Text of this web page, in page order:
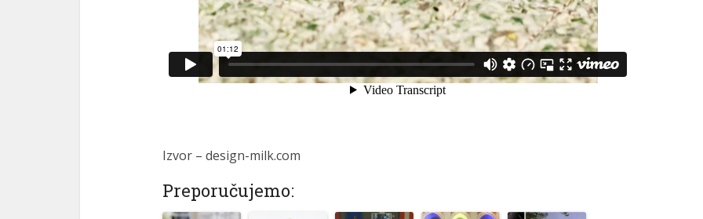
Izvor – design-milk.com
Preporučujemo: